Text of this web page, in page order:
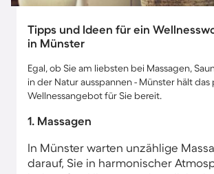
Tipps und Ideen für ein
in Münster
Egal, ob Sie am liebsten bei Massagen,
in der Natur ausspannen - Münster hält das
Wellnessangebot für Sie bereit.
1. Massagen
In Münster warten unzählige
darauf, Sie in harmonischer